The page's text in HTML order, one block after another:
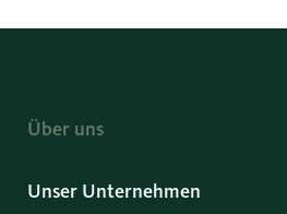
Über uns
Unser Unternehmen